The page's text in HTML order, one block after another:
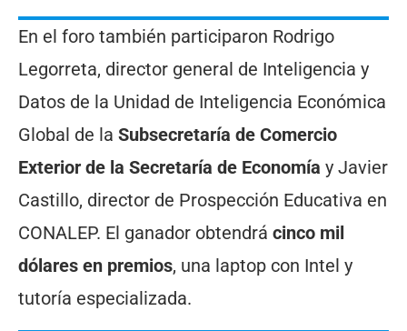
En el foro también participaron Rodrigo
Legorreta, director general de Inteligencia y
Datos de la Unidad de Inteligencia Económica
Global de la Subsecretaría de Comercio
Exterior de la Secretaría de Economía y Javier
Castillo, director de Prospección Educativa en
CONALEP. El ganador obtendrá cinco mil
dólares en premios, una laptop con Intel y
tutoría especializada.